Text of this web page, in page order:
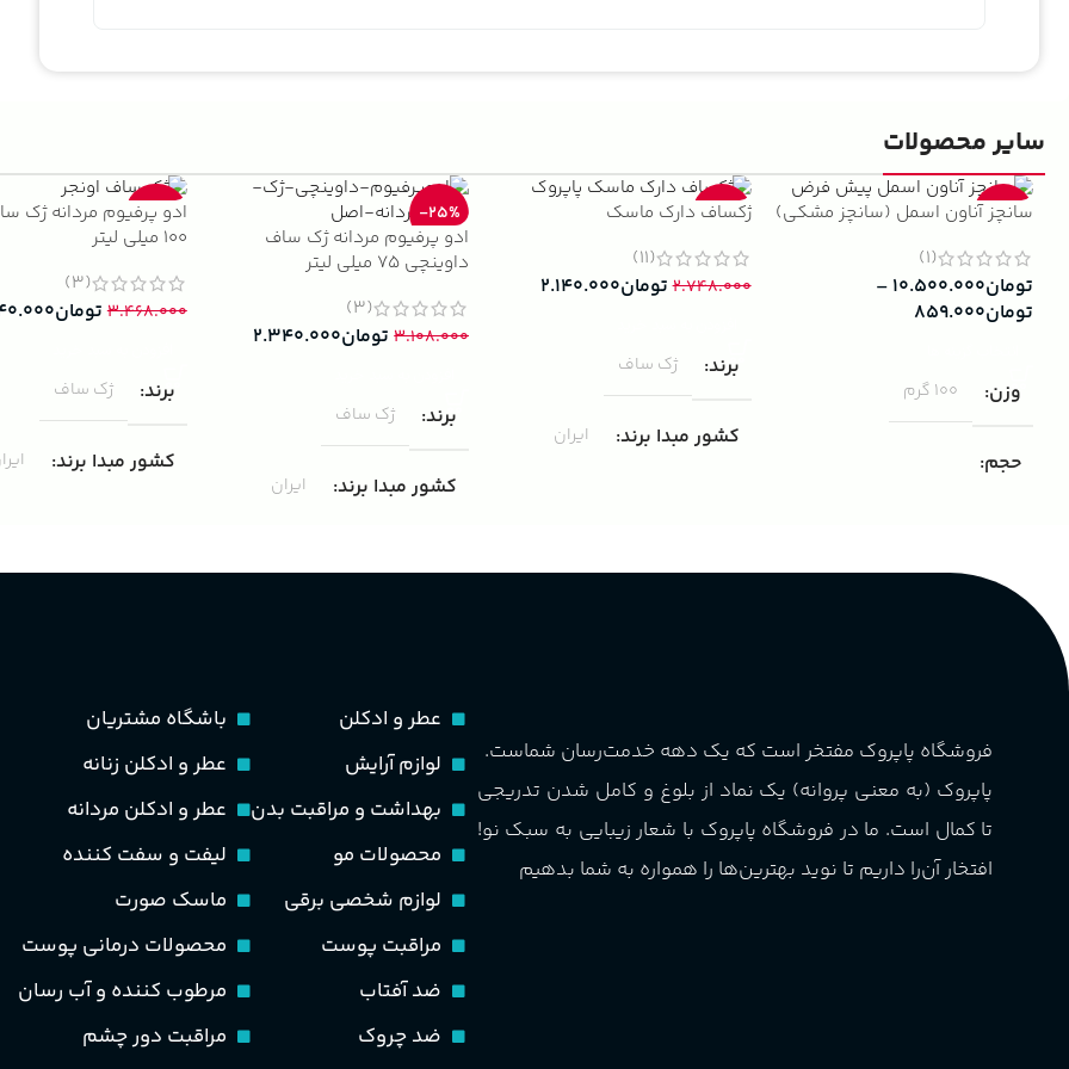
سایر محصولات
-13%
سانچز آناون اسمل (سانچز مشکی)
(1)
تومان۱۰.۵۰۰.۰۰۰ –
تومان۸۵۹.۰۰۰
وزن 100 گرم
حجم
طبع تلخ,گرم
غلظت اکسترکت دو پرفیوم
-22%
ژکساف دارک ماسک
(11)
۲.۷۴۸.۰۰۰ تومان۲.۱۴۰.۰۰۰
برند ژک ساف
کشور مبدا برند ایران
گروه بویایی
نت‌های چوبی
-25%
ادو پرفیوم مردانه ژک ساف
داوینچی 75 میلی لیتر
(3)
۳.۱۰۸.۰۰۰ تومان۲.۳۴۰.۰۰۰
برند ژک ساف
کشور مبدا برند ایران
مناسب برای
گروه بویایی
PA_بخش-بو
-33%
ادو پرفیوم مردانه ژک
100 میلی لیتر
(3)
۳.۴۶۸.۰۰۰ تومان
برند ژک ساف
کشور مبدا برند
PA_بخش-بو
کوهی، پاتچولی، عنبر،
فروشگاه پاپروک مفتخر است که یک دهه خدمت‌رسان شماست.
پاپروک (به معنی پروانه) یک نماد از بلوغ و کامل شدن تدریجی
تا کمال است. ما در فروشگاه پاپروک با شعار زیبایی به سبک نو!
افتخار آن‌را داریم تا نوید بهترین‌ها را همواره به شما بدهیم
عطر و ادکلن
لوازم آرایش
بهداشت و مراقبت بدن
محصولات مو
لوازم شخصی برقی
مراقبت پوست
ضد آفتاب
ضد چروک
باشگاه مشتریان
عطر و ادکلن زنانه
عطر و ادکلن مردانه
لیفت و سفت کننده
ماسک صورت
محصولات درمانی پوست
مرطوب کننده و آب رسان
مراقبت دور چشم